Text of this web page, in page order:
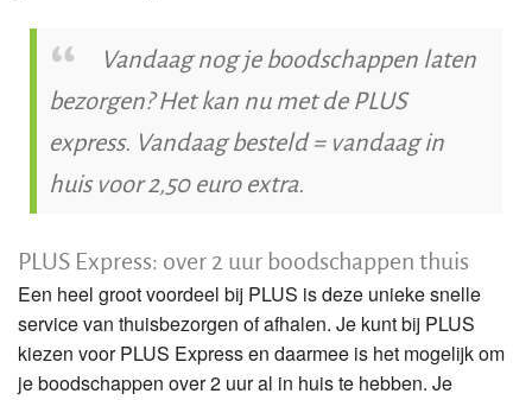
Vandaag nog je boodschappen laten
bezorgen? Het kan nu met de PLUS
express. Vandaag besteld = vandaag in
huis voor 2,50 euro extra.
PLUS Express: over 2 uur boodschappen thuis
Een heel groot voordeel bij PLUS is deze unieke snelle
service van thuisbezorgen of afhalen. Je kunt bij PLUS
kiezen voor PLUS Express en daarmee is het mogelijk om
je boodschappen over 2 uur al in huis te hebben. Je